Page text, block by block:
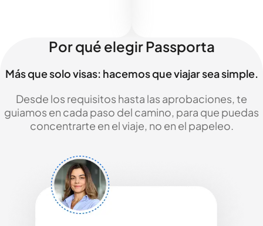
Por qué elegir Passporta
Más que solo visas: hacemos que viajar sea simple.
Desde los requisitos hasta las aprobaciones, te
guiamos en cada paso del camino, para que puedas
concentrarte en el viaje, no en el papeleo.